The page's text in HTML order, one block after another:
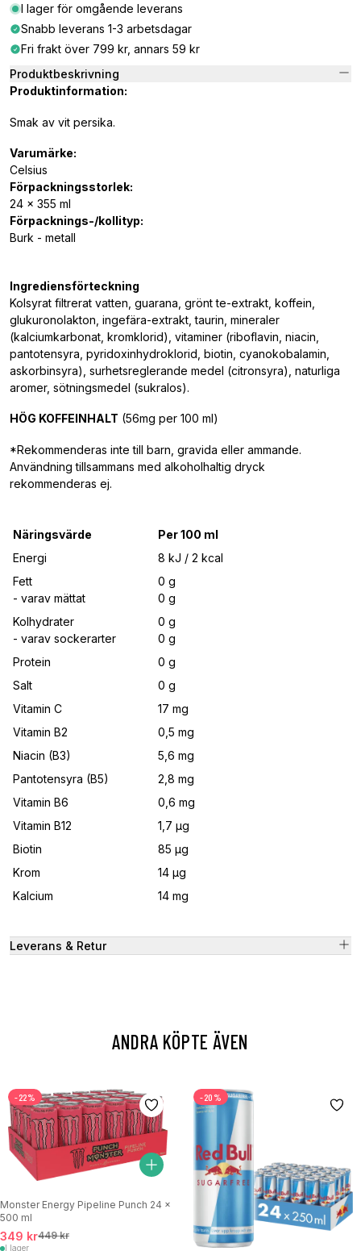
I lager för omgående leverans
Snabb leverans 1-3 arbetsdagar
Fri frakt över 799 kr, annars 59 kr
Produktbeskrivning
Produktinformation:
Smak av vit persika.
Varumärke:
Celsius
Förpackningsstorlek:
24 x 355 ml
Förpacknings-/kollityp:
Burk - metall
Ingrediensförteckning
Kolsyrat filtrerat vatten, guarana, grönt te-extrakt, koffein,
glukuronolakton, ingefära-extrakt, taurin, mineraler
(kalciumkarbonat, kromklorid), vitaminer (riboflavin, niacin,
pantotensyra, pyridoxinhydroklorid, biotin, cyanokobalamin,
askorbinsyra), surhetsreglerande medel (citronsyra), naturliga
aromer, sötningsmedel (sukralos).
HÖG KOFFEINHALT (56mg per 100 ml)
*Rekommenderas inte till barn, gravida eller ammande.
Användning tillsammans med alkoholhaltig dryck
rekommenderas ej.
Näringsvärde
Per 100 ml
Energi
8 kJ / 2 kcal
Fett
- varav mättat
0 g
0 g
Kolhydrater
- varav sockerarter
0 g
0 g
Protein
0 g
Salt
0 g
Vitamin C
17 mg
Vitamin B2
0,5 mg
Niacin (B3)
5,6 mg
Pantotensyra (B5)
2,8 mg
Vitamin B6
0,6 mg
Vitamin B12
1,7 µg
Biotin
85 µg
Krom
14 µg
Kalcium
14 mg
Leverans & Retur
ANDRA KÖPTE ÄVEN
-22%
Monster Energy Pipeline Punch 24 x
500 ml
349 kr449 kr
I lager
-20%